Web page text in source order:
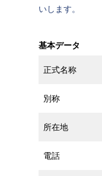
いします。
基本データ
正式名称
別称
所在地
電話